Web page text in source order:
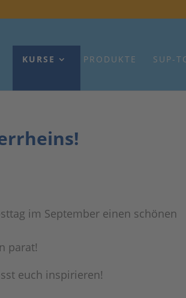
KURSE PRODUKTE SUP-
im September einen schönen
parat!
euch inspirieren!